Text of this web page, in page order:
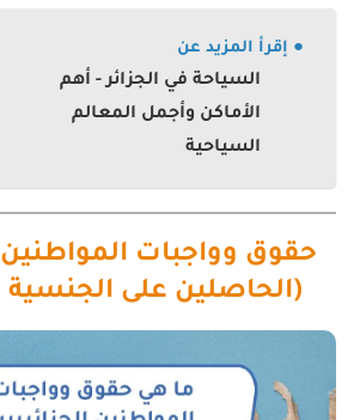
● إقرأ المزيد عن
السياحة في الجزائر - أهم
الأماكن وأجمل المعالم
السياحية
حقوق وواجبات المواطنين
(الحاصلين على الجنسية